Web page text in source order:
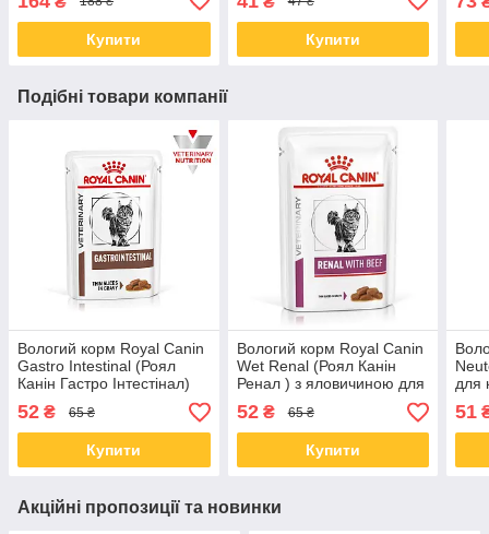
Купити
85 гр від 28 ШТ
Купити
Подібні товари компанії
Вологий корм Royal Canin
Gastro Intestinal (Роял
Канін Гастро Інтестінал)
для кішок, 85 гр від 12 шт.
52 ₴ 65 ₴
Купити
Вологий корм Royal Canin
Wet Renal (Роял Канін
Ренал ) з яловичиною для
кішок 85 гр від 12 шт.
52₴ 65 ₴
Купити
для
51
Акційні пропозиції та новинки